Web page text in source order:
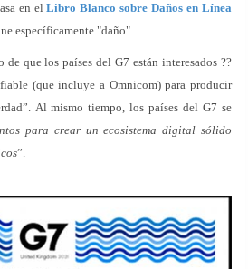
en elLibro Blanco sobre Daños en Línea
específicamente "daño".
de que los países del G7 están interesados ??
(que incluye a Omnicom) para producir
Al mismo tiempo, los países del G7 se
para crear un ecosistema digital sólido
”.